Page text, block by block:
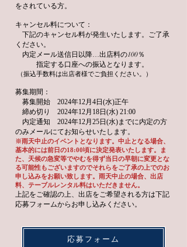
をされている方。
キャンセル料について：
下記のキャンセル料が発生いたします。ご了承
ください。
​ 内定メール送信日 以降…出店料​の100％
指定する口座への振込となります。
（振込手数料は出店者様でご負担ください。）
募集期間：
募集開始 2024年12月4日(水)正午
締め切り 2024年12月18日(水) 21:00
内定通知 2024年12月25日(水)までに内定の方
のみメールにてお知らせいたします。
※雨天中止のイベントとなります。中止となる場合、
基本的には前日の18:00頃に決定発表いたします。ま
た、天候の急変等でやむを得ず当日の早朝に変更とな
る可能性もございますのでそれらをご了承の上でのお
申し込みをお願い致します。雨天中止の場合、出店
料、テーブルレンタル料はいただきません。
上記をご確認の上、出店をご希望される方は下記
応募フォームからお申し込みください。
応募フォーム